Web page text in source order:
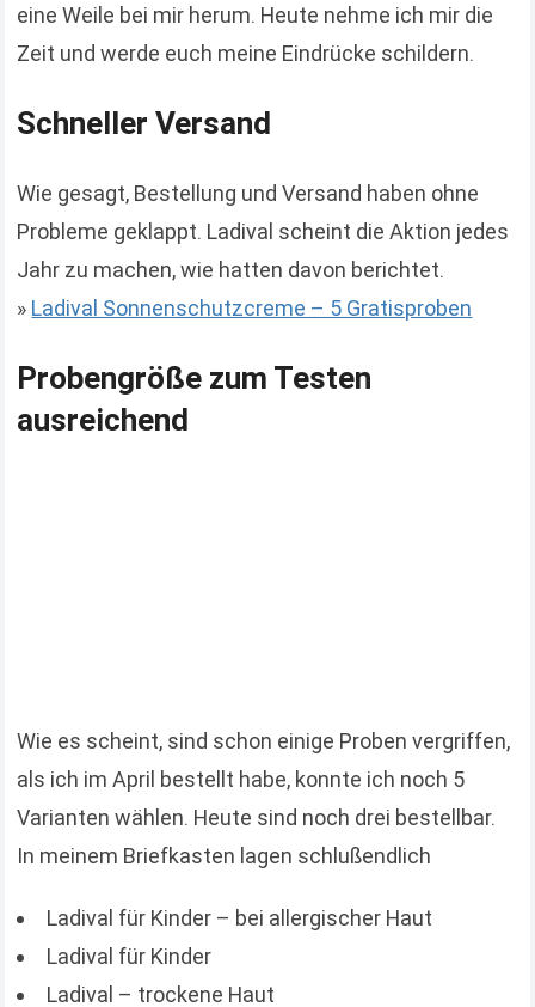
eine Weile bei mir herum. Heute nehme ich mir die
Zeit und werde euch meine Eindrücke schildern.
Schneller Versand
Wie gesagt, Bestellung und Versand haben ohne
Probleme geklappt. Ladival scheint die Aktion jedes
Jahr zu machen, wie hatten davon berichtet.
» Ladival Sonnenschutzcreme – 5 Gratisproben
Probengröße zum Testen
ausreichend
Wie es scheint, sind schon einige Proben vergriffen,
als ich im April bestellt habe, konnte ich noch 5
Varianten wählen. Heute sind noch drei bestellbar.
In meinem Briefkasten lagen schlußendlich
Ladival für Kinder – bei allergischer Haut
Ladival für Kinder
Ladival – trockene Haut